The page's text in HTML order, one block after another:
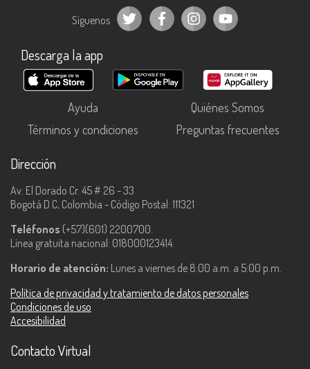
Síguenos
Descarga la app
Ayuda
Quiénes Somos
Términos y condiciones
Preguntas frecuentes
Dirección
Av. El Dorado Cr. 45 # 26 - 33
Bogotá D.C, Colombia - Código Postal: 111321
Teléfonos (+57)(601) 2200700.
Línea gratuita nacional: 018000123414.
Horario de atención: Lunes a viernes de 8:00 a.m. a 5:00 p.m.
Política de privacidad y tratamiento de datos personales
Condiciones de uso
Accesibilidad
Contacto Virtual